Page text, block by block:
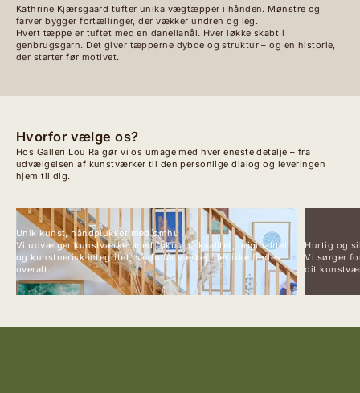
Kathrine Kjærsgaard tufter unika vægtæpper i hånden. Mønstre og
farver bygger fortællinger, der vækker undren og leg.
Hvert tæppe er tuftet med en danellanål. Hver løkke skabt i
genbrugsgarn. Det giver tæpperne dybde og struktur – og en historie,
der starter før motivet.
Hvorfor vælge os?
Hos Galleri Lou Ra gør vi os umage med hver eneste detalje – fra
udvælgelsen af kunstværker til den personlige dialog og leveringen
hjem til dig.
Unik kunst, håndplukket med omhu
Vi udvælger kunstværker med fokus på kvalitet, originalitet
og kunstnerisk integritet, så du får værker, der ikke findes
overalt.
Hurtig og
Vi sørger
dit